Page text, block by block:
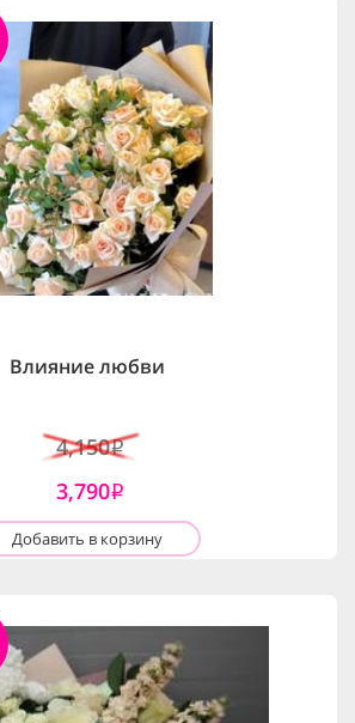
Влияние любви
4,150i
3,790i
Добавить в корзину